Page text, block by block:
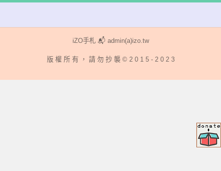
iZO手札 📬 admin(a)izo.tw
版 權 所 有 ， 請 勿 抄 襲 © 2 0 1 5 - 2 0 2 3